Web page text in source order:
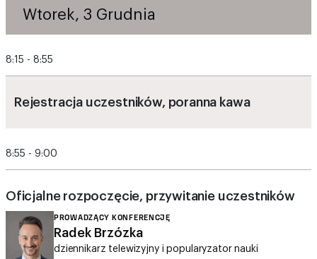
Radek Brzózka
dziennikarz telewizyjny i popularyzator nauki
Telewizja Polska